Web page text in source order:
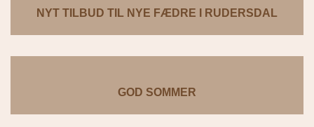
NYT TILBUD TIL NYE FÆDRE I RUDERSDAL
GOD SOMMER